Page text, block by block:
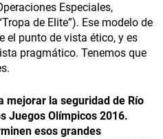
Especiales,
de Elite”). Ese modelo de
el punto de vista ético, y es
pragmático. Tenemos que
mejorar la seguridad de Río
Juegos Olímpicos 2016.
esos grandes